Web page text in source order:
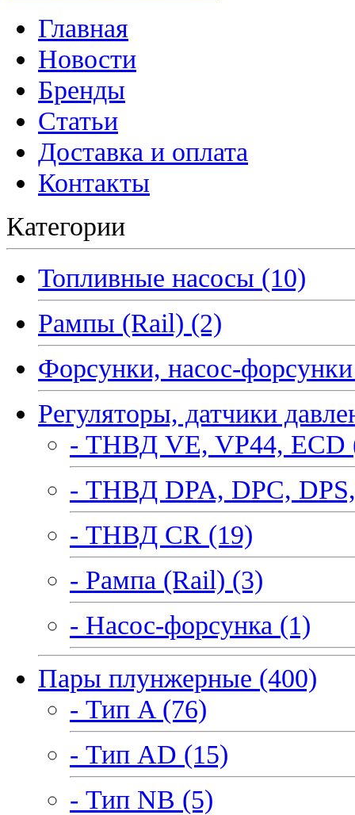
Главная
Новости
Бренды
Статьи
Доставка и оплата
Контакты
Категории
Топливные насосы (10)
Рампы (Rail) (2)
Форсунки, насос-
Регуляторы, датчики
- ТНВД VE, VP44, ECD
- ТНВД DPA, DPC,
- ТНВД CR (19)
- Рампа (Rail) (3)
- Насос-форсунка (1)
Пары плунжерные (400)
- Тип A (76)
- Тип AD (15)
- Тип NB (5)